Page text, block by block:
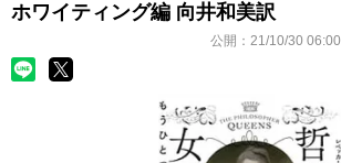
ホワイティング編 向井和美訳
公開： 21/10/30 06:00